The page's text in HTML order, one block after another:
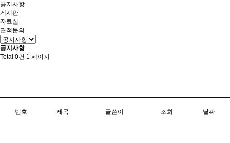
공지사항
게시판
자료실
견적문의
공지사항
Total 0건 1 페이지
번호 제목 글쓴이 조회 날짜